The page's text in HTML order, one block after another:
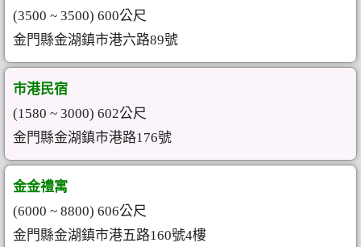
(3500 ~ 3500) 600公尺
金門縣金湖鎮市港六路89號
市港民宿
(1580 ~ 3000) 602公尺
金門縣金湖鎮市港路176號
金金禮寓
(6000 ~ 8800) 606公尺
金門縣金湖鎮市港五路160號4樓